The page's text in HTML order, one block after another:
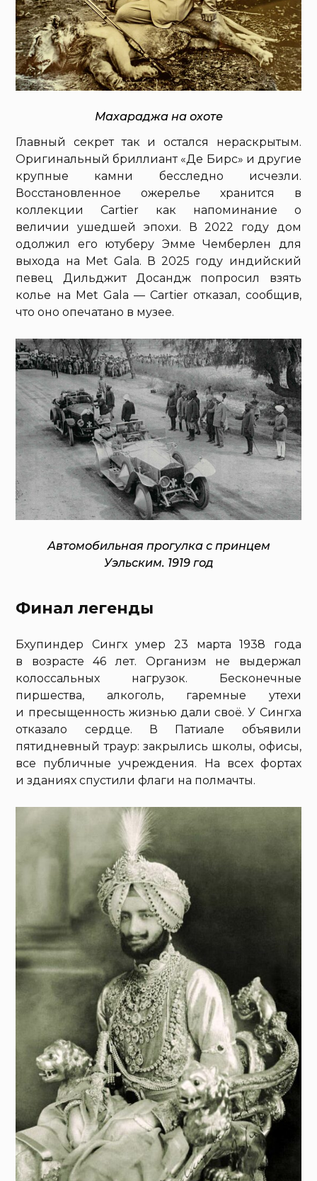
Махараджа на охоте
Главный секрет так и остался нераскрытым.
Оригинальный бриллиант «Де Бирс» и другие
крупные камни бесследно исчезли.
Восстановленное ожерелье хранится в
коллекции Cartier как напоминание о
величии ушедшей эпохи. В 2022 году дом
одолжил его ютуберу Эмме Чемберлен для
выхода на Met Gala. В 2025 году индийский
певец Дильджит Досандж попросил взять
колье на Met Gala — Cartier отказал, сообщив,
что оно опечатано в музее.
Автомобильная прогулка с принцем
Уэльским. 1919 год
Финал легенды
Бхупиндер Сингх умер 23 марта 1938 года
в возрасте 46 лет. Организм не выдержал
колоссальных нагрузок. Бесконечные
пиршества, алкоголь, гаремные утехи
и пресыщенность жизнью дали своё. У Сингха
отказало сердце. В Патиале объявили
пятидневный траур: закрылись школы, офисы,
все публичные учреждения. На всех фортах
и зданиях спустили флаги на полмачты.